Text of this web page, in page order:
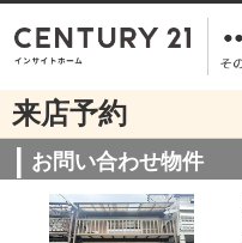
来店予約
お問い合わせ物件